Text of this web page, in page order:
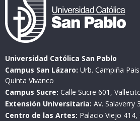
Universidad Católica San Pablo
Campus San Lázaro: Urb. Campiña
Quinta Vivanco
Campus Sucre: Calle Sucre 601,
Extensión Universitaria: Av. Salaverry
Centro de las Artes: Palacio Viejo 414,